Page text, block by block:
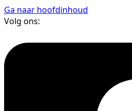
Ga naar hoofdinhoud
Volg ons: